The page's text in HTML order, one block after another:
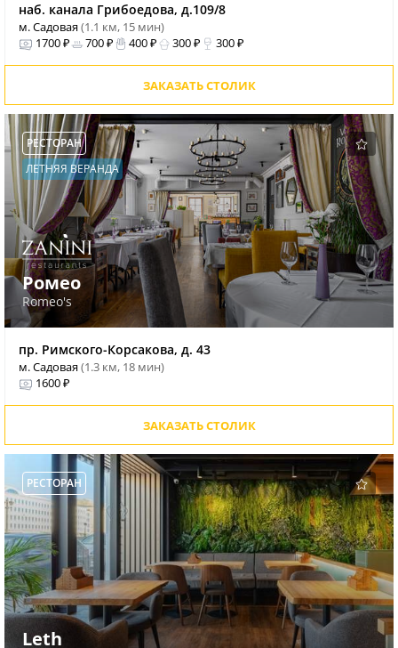
наб. канала Грибоедова, д.109/8
м. Садовая(1.1 км, 15 мин)
1700 ₽
700 ₽ 400 ₽ 300 ₽ 300 ₽
ЗАКАЗАТЬ СТОЛИК
РЕСТОРАН
ЛЕТНЯЯ ВЕРАНДА
Ромео
Romeo's
пр. Римского-Корсакова, д. 43
м. Садовая(1.3 км, 18 мин)
1600 ₽
ЗАКАЗАТЬ СТОЛИК
РЕСТОРАН
Leth